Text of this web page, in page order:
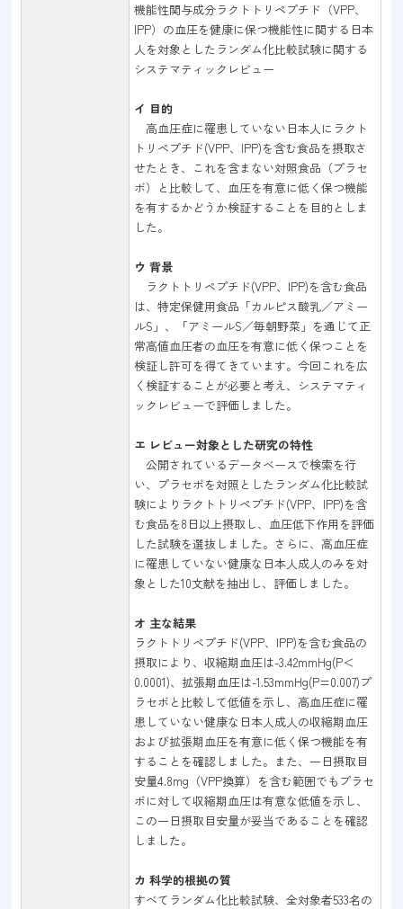
機能性関与成分ラクトトリペプチド（VPP、
IPP）の血圧を健康に保つ機能性に関する日本
人を対象としたランダム化比較試験に関する
システマティックレビュー
イ 目的
高血圧症に罹患していない日本人にラクト
トリペプチド(VPP、IPP)を含む食品を摂取さ
せたとき、これを含まない対照食品（プラセ
ボ）と比較して、血圧を有意に低く保つ機能
を有するかどうか検証することを目的としま
した。
ウ 背景
ラクトトリペプチド(VPP、IPP)を含む食品
は、特定保健用食品「カルピス酸乳／アミー
ルS」、「アミールS／毎朝野菜」を通じて正
常高値血圧者の血圧を有意に低く保つことを
検証し許可を得てきています。今回これを広
く検証することが必要と考え、システマティ
ックレビューで評価しました。
エ レビュー対象とした研究の特性
公開されているデータベースで検索を行
い、プラセボを対照としたランダム化比較試
験によりラクトトリペプチド(VPP、IPP)を含
む食品を8日以上摂取し、血圧低下作用を評価
した試験を選抜しました。さらに、高血圧症
に罹患していない健康な日本人成人のみを対
象とした10文献を抽出し、評価しました。
オ 主な結果
ラクトトリペプチド(VPP、IPP)を含む食品の
摂取により、収縮期血圧は-3.42mmHg(P＜
0.0001)、拡張期血圧は-1.53mmHg(P=0.007)プ
ラセボと比較して低値を示し、高血圧症に罹
患していない健康な日本人成人の収縮期血圧
および拡張期血圧を有意に低く保つ機能を有
することを確認しました。また、一日摂取目
安量4.8mg（VPP換算）を含む範囲でもプラセ
ボに対して収縮期血圧は有意な低値を示し、
この一日摂取目安量が妥当であることを確認
しました。
カ 科学的根拠の質
すべてランダム化比較試験、全対象者533名の